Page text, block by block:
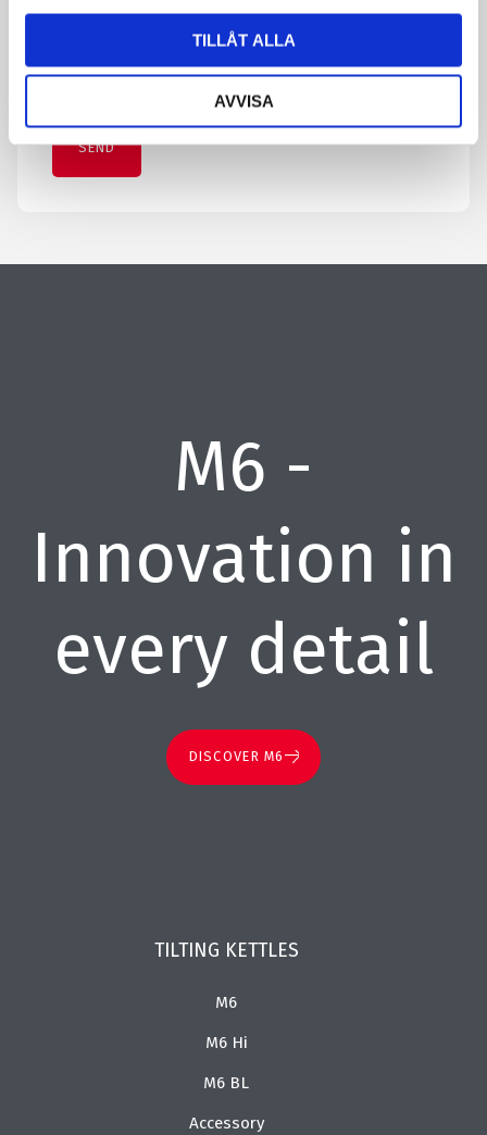
TILLÅT ALLA
AVVISA
about you. Read more about how we process your personal data
M6 -
Innovation in
every detail
DISCOVER M6
TILTING KETTLES
M6
M6 Hi
M6 BL
Accessory